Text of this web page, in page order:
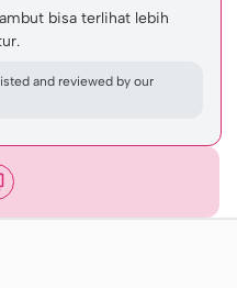
bisa terlihat lebih
and reviewed by our